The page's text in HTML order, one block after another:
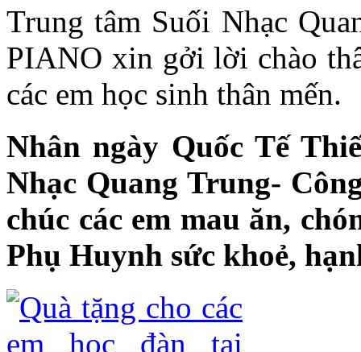
Trung tâm Suối Nhạc
PIANO xin gởi lời chào
các em học sinh thân mến.
Nhân ngày Quốc Tế
Nhạc Quang Trung-
chúc các em mau ăn,
Phụ Huynh sức khoẻ,